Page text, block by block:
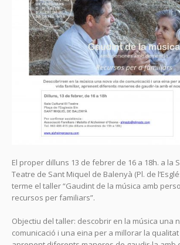
El proper dilluns 13 de febrer de 16 a 18h. a la
Teatre de Sant Miquel de Balenyà (Pl. de
terme el taller “Gaudint de la música amb
recursos per familiars”.
Objectiu del taller: descobrir en la música una
comunicació i una eina per a millorar la